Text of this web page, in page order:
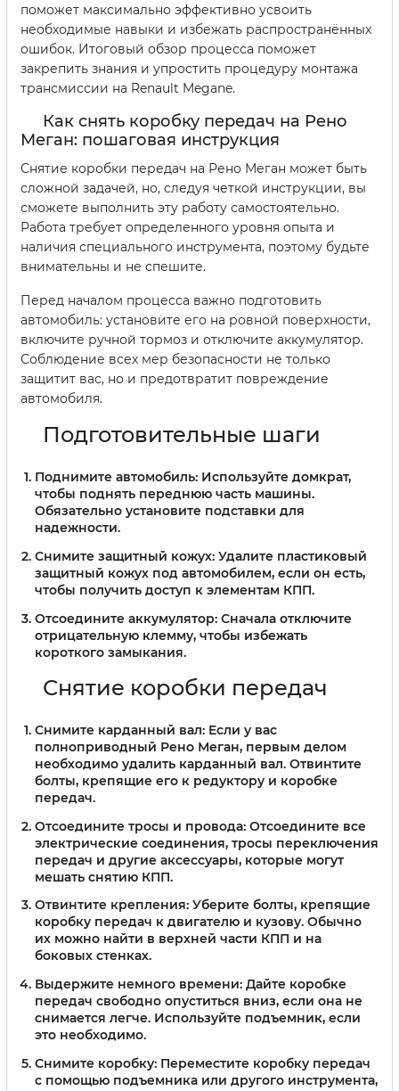
поможет максимально эффективно усвоить
необходимые навыки и избежать распространённых
ошибок. Итоговый обзор процесса поможет
закрепить знания и упростить процедуру монтажа
трансмиссии на Renault Megane.
Как снять коробку передач на Рено
Меган: пошаговая инструкция
Снятие коробки передач на Рено Меган может быть
сложной задачей, но, следуя четкой инструкции, вы
сможете выполнить эту работу самостоятельно.
Работа требует определенного уровня опыта и
наличия специального инструмента, поэтому будьте
внимательны и не спешите.
Перед началом процесса важно подготовить
автомобиль: установите его на ровной поверхности,
включите ручной тормоз и отключите аккумулятор.
Соблюдение всех мер безопасности не только
защитит вас, но и предотвратит повреждение
автомобиля.
Подготовительные шаги
Поднимите автомобиль: Используйте домкрат,
чтобы поднять переднюю часть машины.
Обязательно установите подставки для
надежности.
Снимите защитный кожух: Удалите пластиковый
защитный кожух под автомобилем, если он есть,
чтобы получить доступ к элементам КПП.
Отсоедините аккумулятор: Сначала отключите
отрицательную клемму, чтобы избежать
короткого замыкания.
Снятие коробки передач
Снимите карданный вал: Если у вас
полноприводный Рено Меган, первым делом
необходимо удалить карданный вал. Отвинтите
болты, крепящие его к редуктору и коробке
передач.
Отсоедините тросы и провода: Отсоедините все
электрические соединения, тросы переключения
передач и другие аксессуары, которые могут
мешать снятию КПП.
Отвинтите крепления: Уберите болты, крепящие
коробку передач к двигателю и кузову. Обычно
их можно найти в верхней части КПП и на
боковых стенках.
Выдержите немного времени: Дайте коробке
передач свободно опуститься вниз, если она не
снимается легче. Используйте подъемник, если
это необходимо.
Снимите коробку: Переместите коробку передач
с помощью подъемника или другого инструмента,